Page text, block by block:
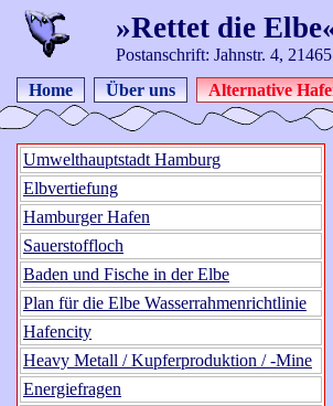
Umwelthauptstadt Hamburg
Elbvertiefung
Hamburger Hafen
Sauerstoffloch
Baden und Fische in der Elbe
Plan für die Elbe Wasserrahmenrichtlinie
Hafencity
Heavy Metall / Kupferproduktion / -Mine
Energiefragen
»Rettet die
Postanschrift: Jahnstr. 4,
Home
Über uns Alternative